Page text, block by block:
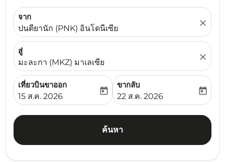
จาก
ปนตียานัก (PNK) อินโดนีเซีย
close
สู่
มะละกา (MKZ) มาเลเซีย
close
เที่ยวบินขาออก
fc-booking-departure-date-aria-label
15 ส.ค. 2026
today
ขากลับ
fc-booking-return-date-
22 ส.ค. 2026
today
ค้นหา